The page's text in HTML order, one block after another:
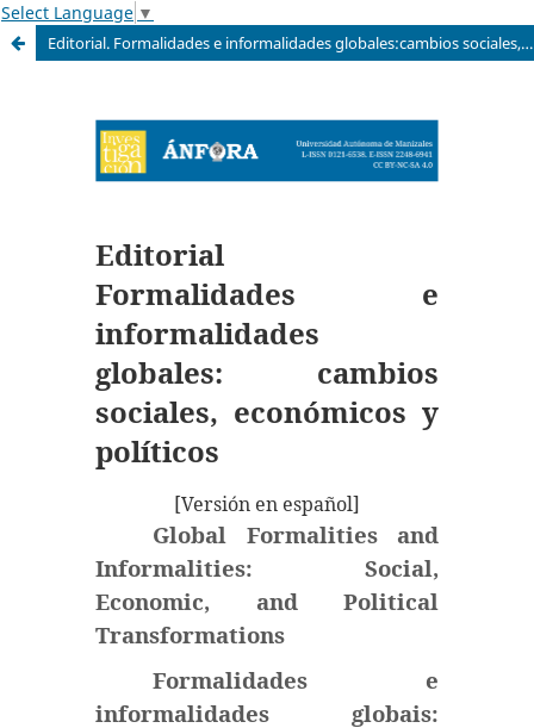
Select Language ▼
Editorial. Formalidades e informalidades globales:cambios sociales, económicos y políticos